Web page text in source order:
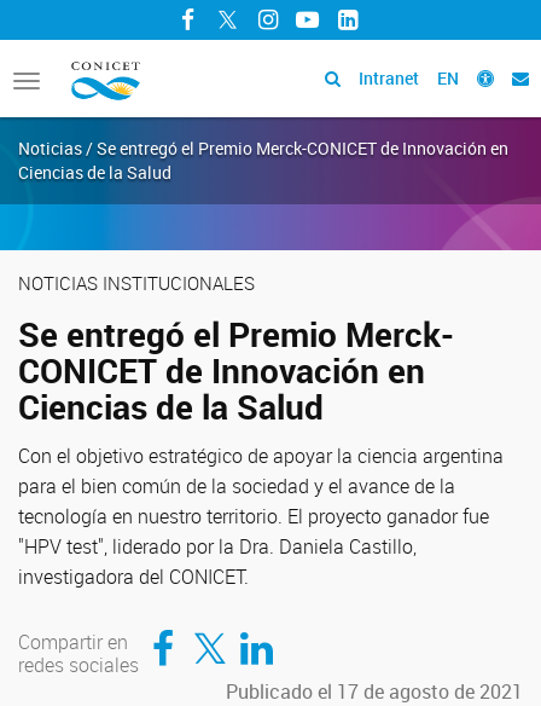
Facebook
TwitterInstagram
YouTubeLinkedIn
Toggle
navigation
Intranet EN
Noticias / Se entregó el Premio Merck-CONICET de Innovación en
Ciencias de la Salud
NOTICIAS INSTITUCIONALES
Se entregó el Premio Merck-
CONICET de Innovación en
Ciencias de la Salud
Con el objetivo estratégico de apoyar la ciencia argentina
para el bien común de la sociedad y el avance de la
tecnología en nuestro territorio. El proyecto ganador fue
"HPV test", liderado por la Dra. Daniela Castillo,
investigadora del CONICET.
Compartir en
redes sociales
Compartir en Facebook
Compartir en TwitterCompartir en LinkedIn
Publicado el 17 de agosto de 2021